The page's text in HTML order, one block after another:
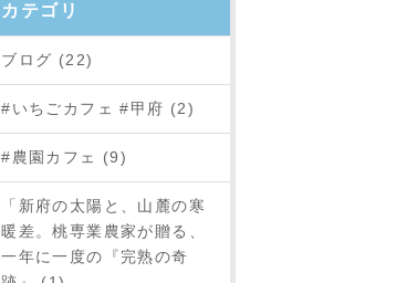
カテゴリ
ブログ (22)
#いちごカフェ #甲府 (2)
#農園カフェ (9)
「新府の太陽と、山麓の寒
暖差。桃専業農家が贈る、
一年に一度の『完熟の奇